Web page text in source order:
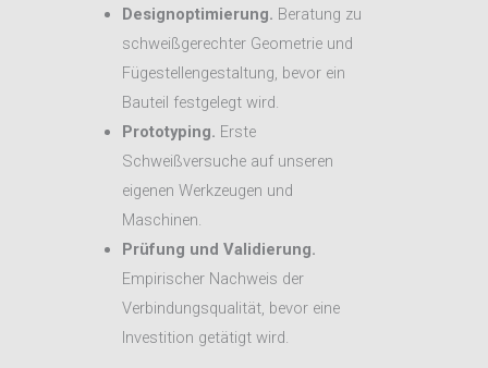
Designoptimierung. Beratung zu
schweißgerechter Geometrie und
Fügestellengestaltung, bevor ein
Bauteil festgelegt wird.
Prototyping. Erste
Schweißversuche auf unseren
eigenen Werkzeugen und
Maschinen.
Prüfung und Validierung.
Empirischer Nachweis der
Verbindungsqualität, bevor eine
Investition getätigt wird.